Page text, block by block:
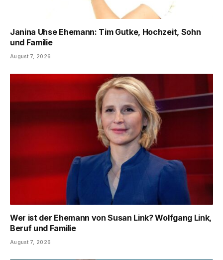
Janina Uhse Ehemann: Tim Gutke, Hochzeit, Sohn
und Familie
August 7, 2026
Wer ist der Ehemann von Susan Link? Wolfgang Link,
Beruf und Familie
August 7, 2026